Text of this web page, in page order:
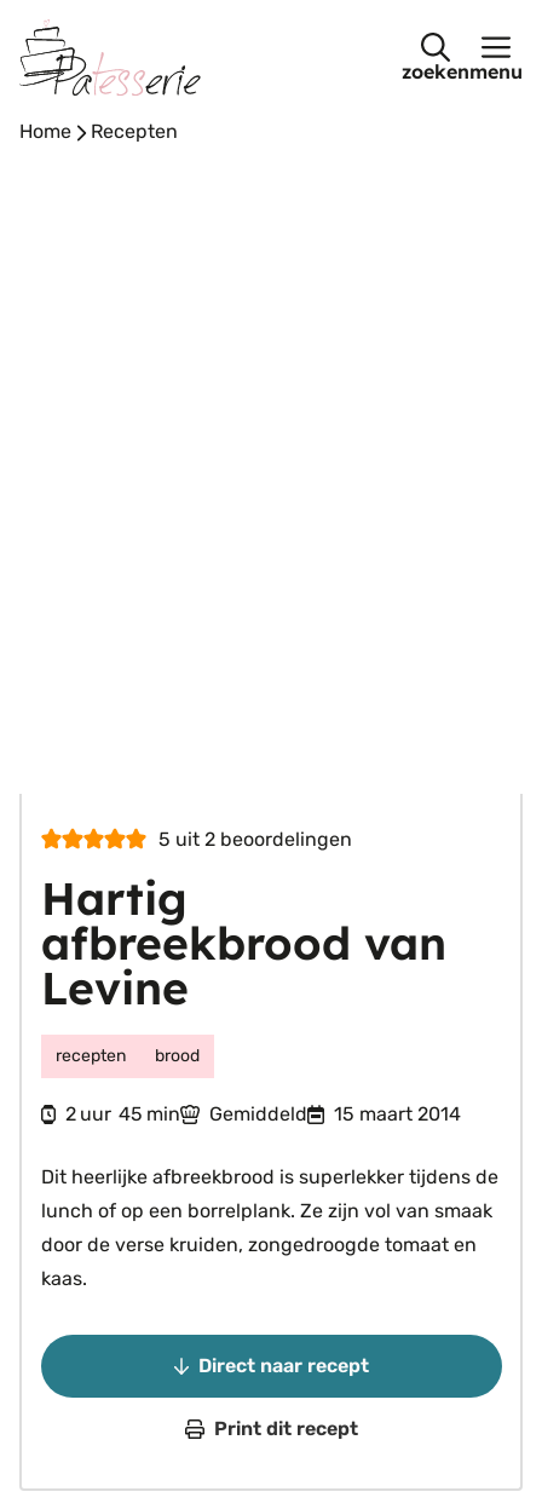
naar
de
menu
Home - Recepten
5 uit 2 beoordelingen
Hartig
afbreekbrood van
Levine
recepten brood
2uur
uur 45minuten
min Gemiddeld 15 maart 2014
Dit heerlijke afbreekbrood is superlekker tijdens de
lunch of op een borrelplank. Ze zijn vol van smaak
door de verse kruiden, zongedroogde tomaat en
kaas.
Direct naar recept
Print dit recept